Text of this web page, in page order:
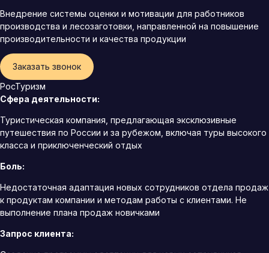
Внедрение системы оценки и мотивации для работников
производства и лесозаготовки, направленной на повышение
производительности и качества продукции
Заказать звонок
РосТуризм
Сфера деятельности:
Туристическая компания, предлагающая эксклюзивные
путешествия по России и за рубежом, включая туры высокого
класса и приключенческий отдых
Боль:
Недостаточная адаптация новых сотрудников отдела продаж
к продуктам компании и методам работы с клиентами. Не
выполнение плана продаж новичками
Запрос клиента: